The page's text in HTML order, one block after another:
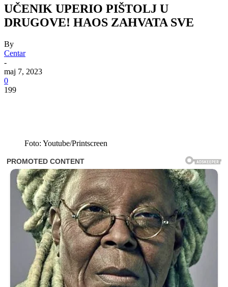
UČENIK UPERIO PIŠTOLJ U
DRUGOVE! HAOS ZAHVATA SVE
By
Centar
-
maj 7, 2023
0
199
Foto: Youtube/Printscreen